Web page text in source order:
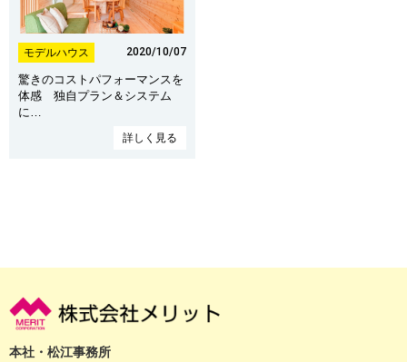
モデルハウス 2020/10/07
驚きのコストパフォーマンスを
体感 独自プラン＆システム
に…
詳しく見る
本社・松江事務所